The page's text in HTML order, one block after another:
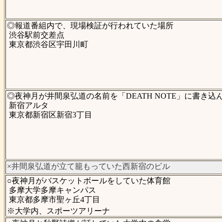
◎報道番組内で、現場検証が行われていた場所
渋谷駅前交差点
東京都渋谷区宇田川町
◎夜神月が井間泉弘道の名前を「DEATH NOTE」に書き込
新宿アルタ
東京都新宿区新宿3丁目
×井間泉弘道が立て籠もっていた西新宿のビル
○夜神月がバスケットボールをしていた体育館
多摩大学多摩キャンパス
東京都多摩市聖ヶ丘4丁目
※大学内、スポーツアリーナ